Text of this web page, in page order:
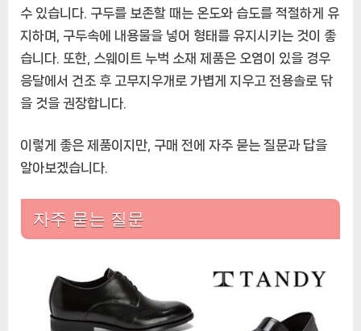
게
한
에!
에
수 있습니다. 구두를 보존할 때는 온도와 습도를 적절하게 유
지하며, 구두속에 내용물을 넣어 형태를 유지시키는 것이 좋
습니다. 또한, 스웨이트 누벅 소재 제품은 오염이 있을 경우
응달에서 건조 후 고무지우개로 가볍게 지우고 전용솔로 닦
을 것을 권장합니다.
이렇게 좋은 제품이지만, 구매 전에 자주 묻는 질문과 답을
알아보겠습니다.
자주 묻는 질문